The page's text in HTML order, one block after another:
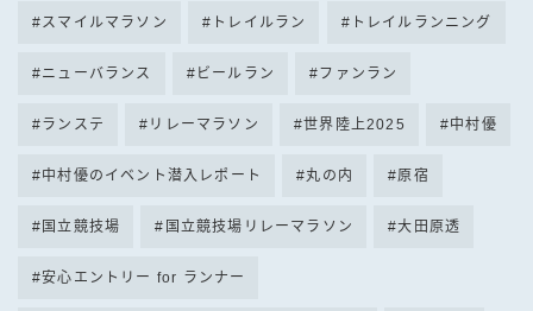
スマイルマラソン トレイルラン トレイルランニング
ニューバランス ビールラン ファンラン
ランステ リレーマラソン 世界陸上2025 中村優
中村優のイベント潜入レポート 丸の内 原宿
国立競技場 国立競技場リレーマラソン 大田原透
安心エントリー for ランナー